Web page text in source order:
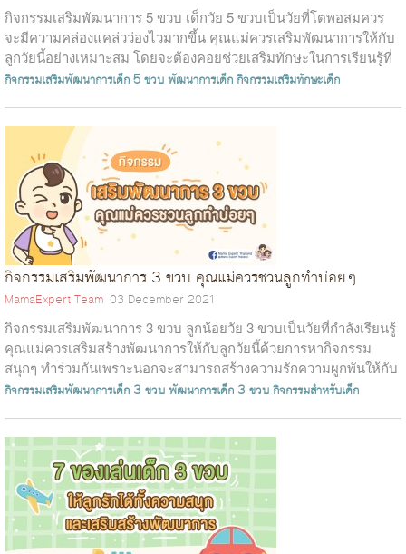
กิจกรรมเสริมพัฒนาการ 5 ขวบ เด็กวัย 5 ขวบเป็นวัยที่โตพอสมควร
จะมีความคล่องแคล่วว่องไวมากขึ้น คุณแม่ควรเสริมพัฒนาการให้กับ
ลูกวัยนี้อย่างเหมาะสม โดยจะต้องคอยช่วยเสริมทักษะในการเรียนรู้ที่
เพิ่มขึ้น...
กิจกรรมเสริมพัฒนาการเด็ก 5 ขวบพัฒนาการเด็กกิจกรรมเสริมทักษะเด็ก
กิจกรรมเสริมพัฒนาการ 3 ขวบ คุณแม่ควรชวนลูกทำบ่อยๆ
MamaExpert Team 03 December 2021
กิจกรรมเสริมพัฒนาการ 3 ขวบ ลูกน้อยวัย 3 ขวบเป็นวัยที่กำลังเรียนรู้
คุณแม่ควรเสริมสร้างพัฒนาการให้กับลูกวัยนี้ด้วยการหากิจกรรม
สนุกๆ ทำร่วมกันเพราะนอกจะสามารถสร้างความรักความผูกพันให้กับ
คุณแม่และลู...
กิจกรรมเสริมพัฒนาการเด็ก 3 ขวบพัฒนาการเด็ก 3 ขวบกิจกรรมสำหรับเด็ก